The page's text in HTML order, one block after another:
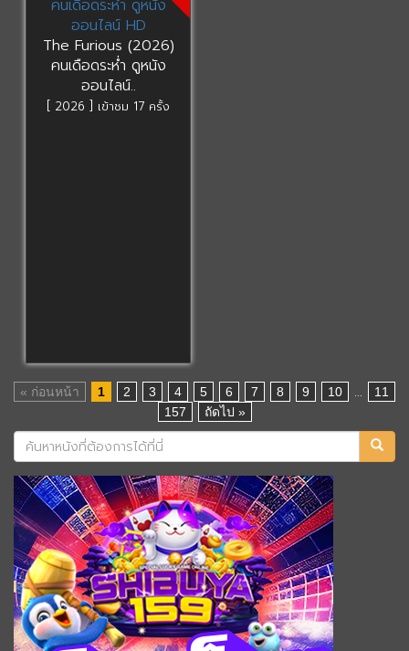
The Furious (2026)
คนเดือดระห่ำ ดูหนัง
ออนไลน์..
[ 2026 ] เข้าชม 17 ครั้ง
« ก่อนหน้า 1 2 3 4 5 6 7 8 9 10 ...
11
157
ถัดไป »